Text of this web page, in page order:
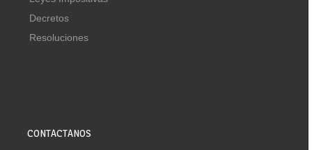
Decretos
Resoluciones
CONTACTANOS